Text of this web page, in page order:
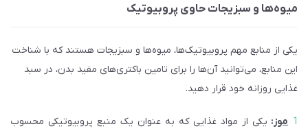
میوه‌ها و سبزیجات حاوی پروبیوتیک
یکی از منابع مهم پروبیوتیک‌ها، میوه‌ها و سبزیجات هستند که با شناخت
این منابع، می‌توانید آن‌ها را برای تامین باکتری‌های مفید بدن، در سبد
غذایی روزانه خود قرار دهید.
موز: یکی از مواد غذایی که به عنوان یک منبع پروبیوتیکی محسوب